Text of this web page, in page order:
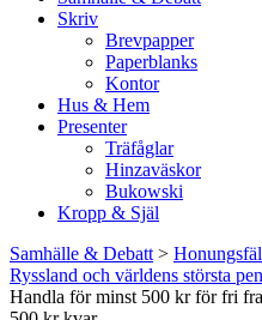
Skriv
Brevpapper
Paperblanks
Kontor
Hus & Hem
Presenter
Träfåglar
Hinzaväskor
Bukowski
Kropp & Själ
Samhälle & Debatt >
Ryssland och världens största
Handla för minst 500 kr för fri